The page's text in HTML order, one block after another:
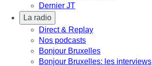
Dernier JT
La radio
Direct & Replay
Nos podcasts
Bonjour Bruxelles
Bonjour Bruxelles: les interviews